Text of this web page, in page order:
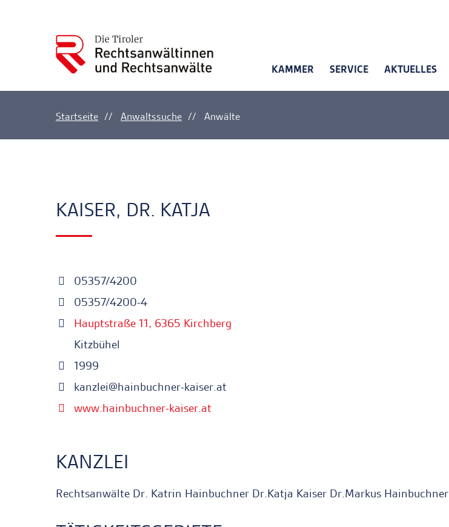
KAMMER SERVICE AKTUELLES
Startseite Anwaltssuche Anwälte
KAISER, DR. KATJA
05357/4200
05357/4200-4
Hauptstraße 11, 6365 Kirchberg
Kitzbühel
1999
kanzlei@hainbuchner-kaiser.at
www.hainbuchner-kaiser.at
KANZLEI
Rechtsanwälte Dr. Katrin Hainbuchner Dr.Katja Kaiser Dr.Markus Hainbuchner